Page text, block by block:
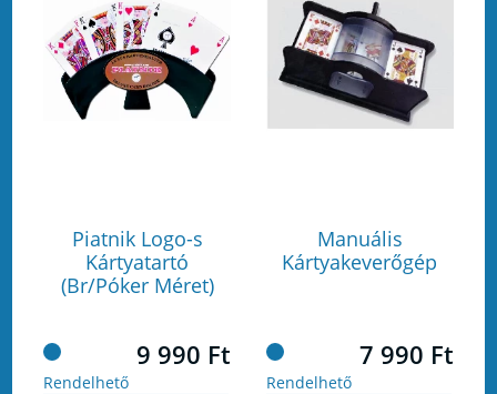
Piatnik Logo-s
Kártyatartó
(Br/Póker Méret)
9 990 Ft
Rendelhető
Manuális
Kártyakeverőgép
7 990 Ft
Rendelhető